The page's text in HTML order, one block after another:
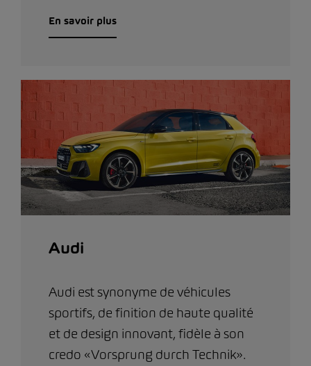
En savoir plus
Audi
Audi est synonyme de véhicules
sportifs, de finition de haute qualité
et de design innovant, fidèle à son
credo «Vorsprung durch Technik».